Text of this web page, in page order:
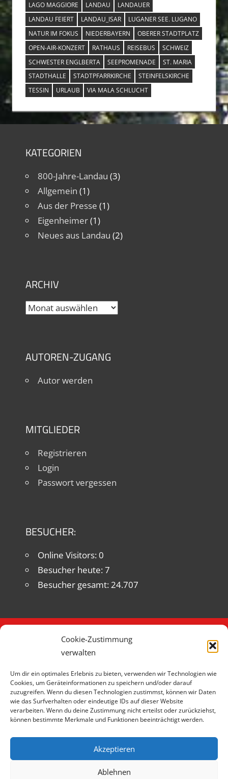
Cookie-Zustimmung
verwalten
Um dir ein optimales Erlebnis zu bieten, verwenden wir Technologien wie
Cookies, um Geräteinformationen zu speichern und/oder darauf
zuzugreifen. Wenn du diesen Technologien zustimmst, können wir Daten
wie das Surfverhalten oder eindeutige IDs auf dieser Website
verarbeiten. Wenn du deine Zustimmung nicht erteilst oder zurückziehst,
können bestimmte Merkmale und Funktionen beeinträchtigt werden.
Akzeptieren
Ablehnen
LAGO MAGGIORE
LANDAU
LANDAUER
LANDAU FEIERT
LANDAU_ISAR
LUGANER SEE. LUGANO
NATUR IM FOKUS
NIEDERBAYERN
OBERER STADTPLATZ
OPEN-AIR-KONZERT
RATHAUS REISEBUS
SCHWEIZ
SCHWESTER ENGLBERTA
SEEPROMENADE
ST. MARIA
STADTHALLE
STADTPFARRKIRCHE
STEINFELSKIRCHE
TESSIN
URLAUB VIA MALA SCHLUCHT
KATEGORIEN
800-Jahre-Landau (3)
Allgemein (1)
Aus der Presse (1)
Eigenheimer(1)
Neues aus Landau (2)
ARCHIV
Archiv
AUTOREN-ZUGANG
Autor werden
MITGLIEDER
Registrieren
Login
Passwort vergessen
BESUCHER:
Online Visitors: 0
Besucher heute:7
Besucher gesamt:24.707
DATENSCHUTZERKLÄRUNG
KONTAKT
IMPRESSUM
© d-landauer.de